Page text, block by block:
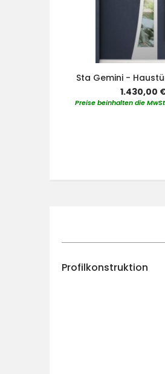
Sta Gemini -
1.430,00
Preise beinhalten die
Profilkonstruktion